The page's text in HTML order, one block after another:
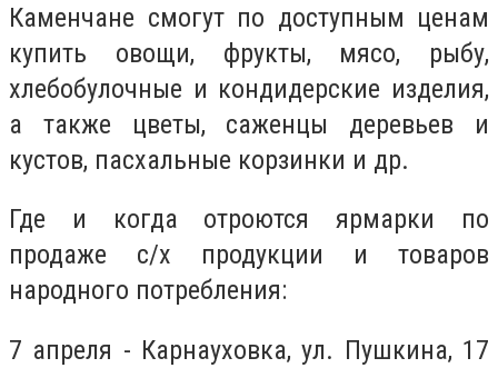
Каменчане смогут по доступным ценам
купить овощи, фрукты, мясо, рыбу,
хлебобулочные и кондидерские изделия,
а также цветы, саженцы деревьев и
кустов, пасхальные корзинки и др.
Где и когда отроются ярмарки по
продаже с/х продукции и товаров
народного потребления:
7 апреля - Карнауховка, ул. Пушкина, 17